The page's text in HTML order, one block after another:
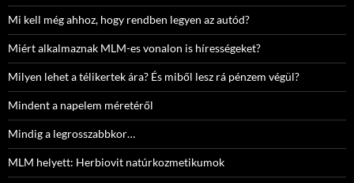
Mi kell még ahhoz, hogy rendben legyen az autód?
Miért alkalmaznak MLM-es vonalon is hírességeket?
Milyen lehet a télikertek ára? És miből lesz rá pénzem végül?
Mindent a napelem méretéről
Mindig a legrosszabbkor…
MLM helyett: Herbiovit natúrkozmetikumok